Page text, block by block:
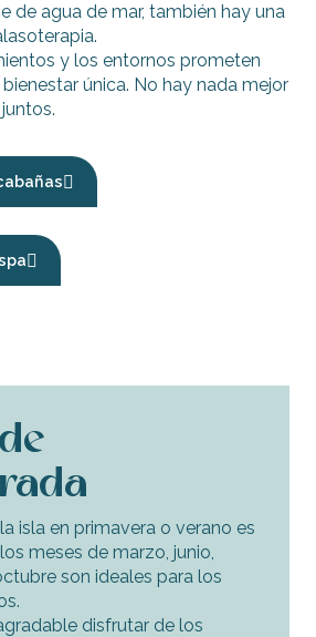
de agua de mar, también hay una
y los entornos prometen
única. No hay nada mejor
isla en primavera o verano es
meses de marzo, junio,
son ideales para los
disfrutar de los